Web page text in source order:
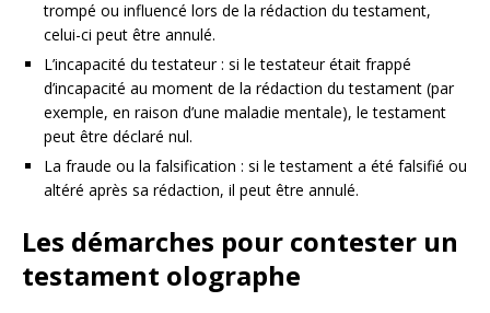
trompé ou influencé lors de la rédaction du testament,
celui-ci peut être annulé.
L’incapacité du testateur : si le testateur était frappé
d’incapacité au moment de la rédaction du testament (par
exemple, en raison d’une maladie mentale), le testament
peut être déclaré nul.
La fraude ou la falsification : si le testament a été falsifié ou
altéré après sa rédaction, il peut être annulé.
Les démarches pour contester un
testament olographe